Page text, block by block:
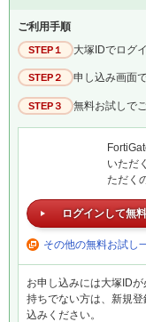
ご利用手順
STEP１ 大塚IDでログ
STEP２ 申し込み画面
STEP３ 無料お試しで
いただ
ただく
ログインして無
その他の無料お試し
お申し込みには大塚ID
持ちでない方は、新規
込みください。